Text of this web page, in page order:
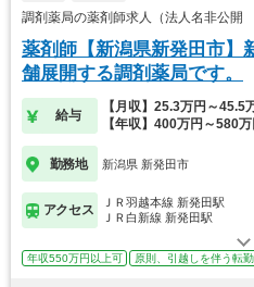
調剤薬局の薬剤師求人（法人名非公開
薬剤師【新潟県新発田市】
舗展開する調剤薬局です。
給与
【月収】25.3万円～45.5
【年収】400万円～580万
勤務地 新潟県 新発田市
アクセス
ＪＲ羽越本線 新発田駅
ＪＲ白新線 新発田駅
年収550万円以上可 原則、引越しを伴う転勤